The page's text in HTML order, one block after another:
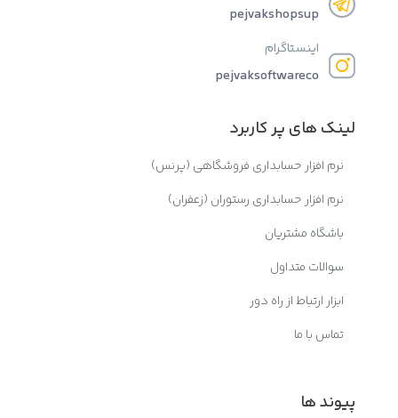
pejvakshopsup
اینستاگرام
pejvaksoftwareco
لینک های پر کاربرد
نرم افزار حسابداری فروشگاهی (پرنس)
نرم افزار حسابداری رستوران (زعفران)
باشگاه مشتریان
سوالات متداول
ابزار ارتباط از راه دور
تماس با ما
پیوند ها